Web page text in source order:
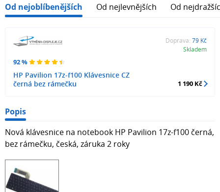
Od nejoblíbenějších Od nejlevnějších Od
92 %
HP Pavilion 17z-f100 Klávesnice CZ
černá bez rámečku
Doprava: 79 Kč
Skladem
1 190 Kč
Popis
Nová klávesnice na notebook HP Pavilion 17z-f100 černá,
bez rámečku, česká, záruka 2 roky